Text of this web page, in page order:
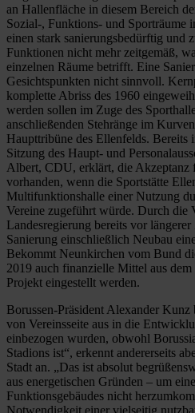
an Hallenfläche in diesem Bereich
Sozial-, Funktions- und Sporträume
einen stark sanierungsbedürftig und
Funktionen nicht mehr zeitgemäß,
einzelnen Räume betrifft. Eine
Gesichtspunkten nicht sinnvoll.
komplette Abriss des 1960
werden sollen im Zuge des
anschließenden Stehränge im
Haupttribüne des Ellenfelds. Bereits
Sitzung des Haupt- und
Albert, CDU, erklärt, die Akzeptanz
vorhanden, wenn die Sportstätte
Multifunktionshalle einer Nutzung
Vereine zugeführt würde. Durch die
Landesregierung bereits vor
Sanierung einschließlich Neubau
Bekommt Neunkirchen vom Bund
2019 auch finanzielle Mittel aus
Projekt eingestellt werden.
Borussen-Präsident Alexander Kunz
von Vereinsseite aus in die
einbezogen wurden, obwohl
Stadions ist“, erkennt andererseits
Stadt an. „Das ist absolut
aus energetischen Gründen – um
Funktionsgebäudes nicht
Notwendigkeit einer vielseitig